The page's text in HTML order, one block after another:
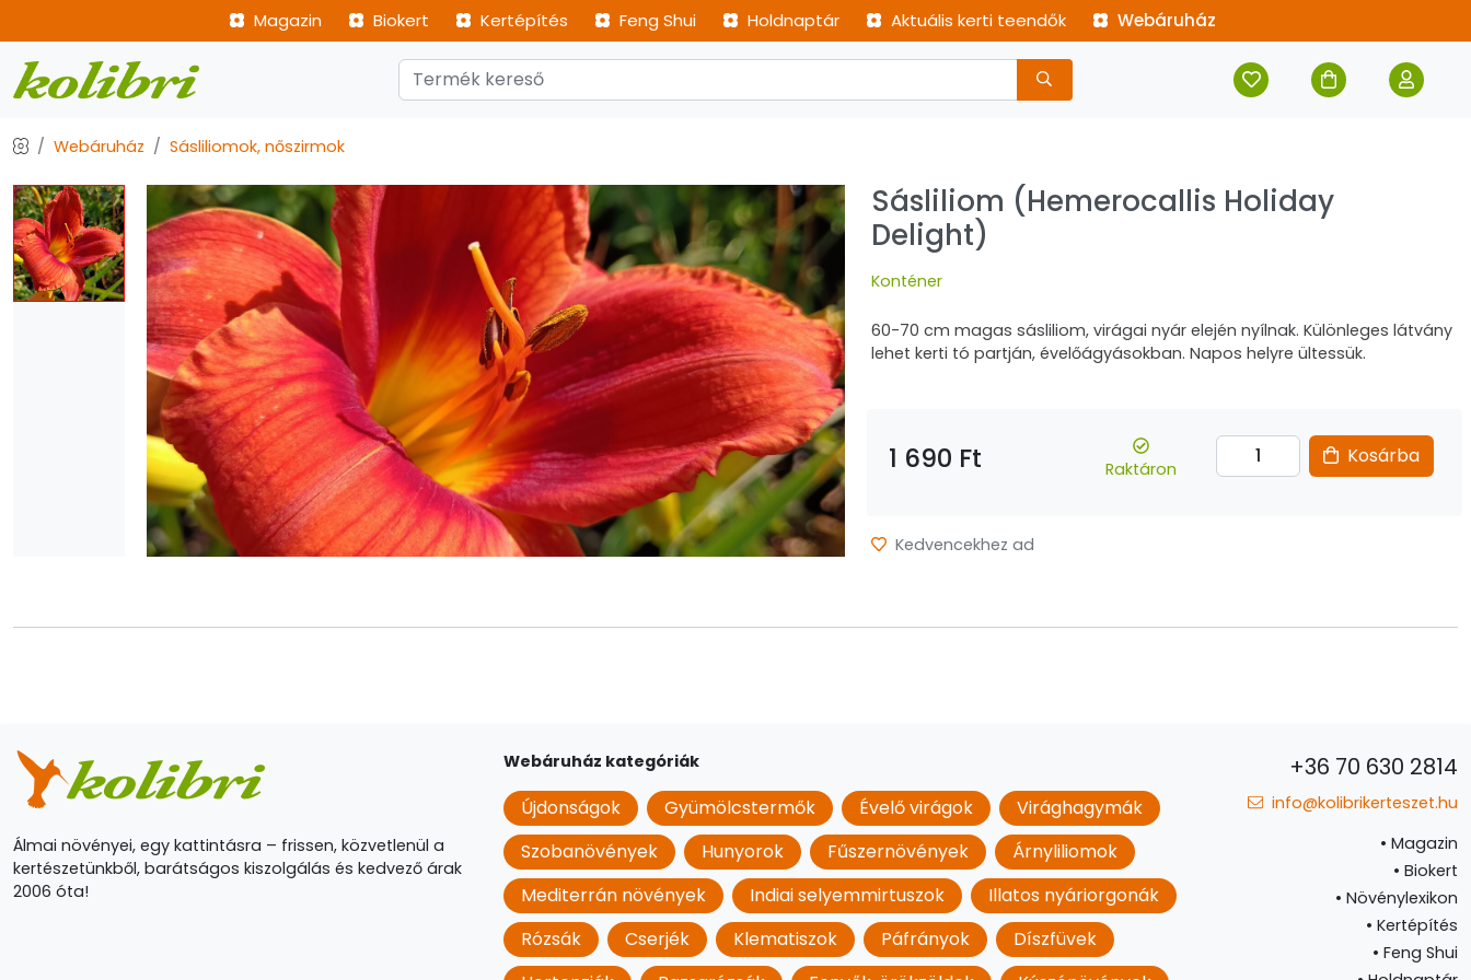
Magazin Biokert Kertépítés Feng Shui Holdnaptár Aktuális kerti teendők Webáruház
Webáruház Sásliliomok, nőszirmok
Sásliliom (Hemerocallis Holiday
Delight)
Konténer
60-70 cm magas sásliliom, virágai nyár elején nyílnak. Különleges látvány
lehet kerti tó partján, évelőágyásokban. Napos helyre ültessük.
1 690 Ft Raktáron
Kosárba
Kedvencekhez ad
Álmai növényei, egy kattintásra – frissen, közvetlenül a
kertészetünkből, barátságos kiszolgálás és kedvező árak
2006 óta!
Webáruház kategóriák
Újdonságok Gyümölcstermők Évelő virágok
Virághagymák
Szobanövények
Hunyorok Fűszernövények
Árnyliliomok
Mediterrán növények
Indiai selyemmirtuszok
Illatos nyáriorgonák
Rózsák
Cserjék Klematiszok Páfrányok
Díszfüvek
+36 70 630 2814
info@kolibrikerteszet.hu
• Magazin
• Biokert
• Növénylexikon
• Kertépítés
• Feng Shui